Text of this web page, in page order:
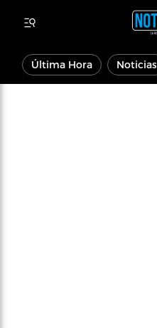
Última Hora Noticias